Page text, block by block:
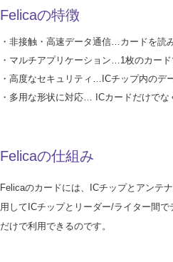
Felicaの特徴
・非接触・高速データ通信…カードを読
・マルチアプリケーション…1枚のカー
・高度なセキュリティ…ICチップ内のデ
・多用な形状に対応… ICカードだけでな
Felicaの仕組み
Felicaのカードには、ICチップとアンテ
用してICチップとリーダー/ライター間
だけで利用できるのです。